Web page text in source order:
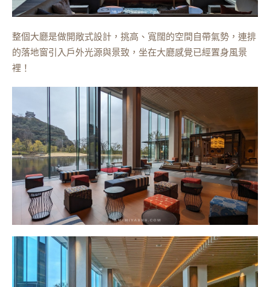
整個大廳是做開敞式設計，挑高、寬闊的空間自帶氣勢，連排
的落地窗引入戶外光源與景致，坐在大廳感覺已經置身風景
裡！